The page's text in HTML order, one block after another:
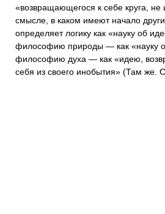
«возвращающегося к себе круга,
смысле, в каком имеют начало
определяет логику как «науку об
философию природы — как «науку
философию духа — как «идею,
себя из своего инобытия» (Там же.